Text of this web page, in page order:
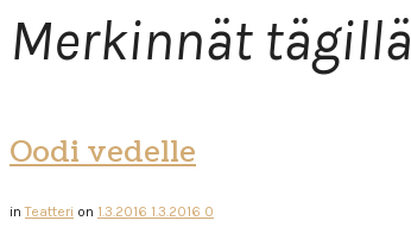
Merkinnät tägillä
Oodi vedelle
inTeatteri on 1.3.2016 1.3.2016 0